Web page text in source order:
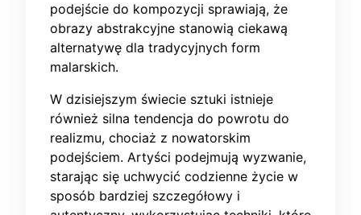
podejście do kompozycji sprawiają, że
obrazy abstrakcyjne stanowią ciekawą
alternatywę dla tradycyjnych form
malarskich.
W dzisiejszym świecie sztuki istnieje
również silna tendencja do powrotu do
realizmu, chociaż z nowatorskim
podejściem. Artyści podejmują wyzwanie,
starając się uchwycić codzienne życie w
sposób bardziej szczegółowy i